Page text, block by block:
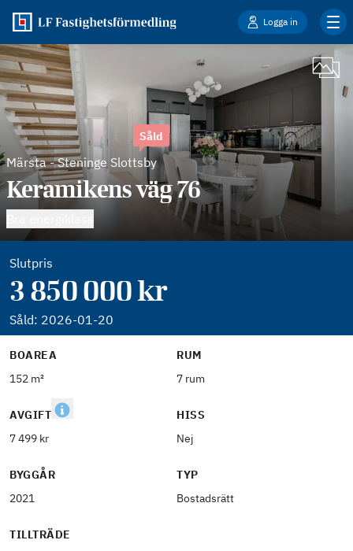
Logga in
Märsta-Steninge Slottsby
Såld
Keramikens väg 76
Slutpris
3 850 000 kr
Såld: 2026-01-20
BOAREA
152 m²
RUM
7 rum
AVGIFT
7 499 kr
HISS
Nej
BYGGÅR
2021
TYP
Bostadsrätt
TILLTRÄDE